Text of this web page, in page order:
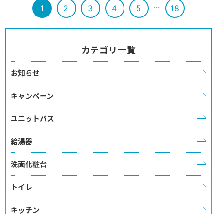
1 2 3 4 5 ... 18
カテゴリ一覧
お知らせ
キャンペーン
ユニットバス
給湯器
洗面化粧台
トイレ
キッチン